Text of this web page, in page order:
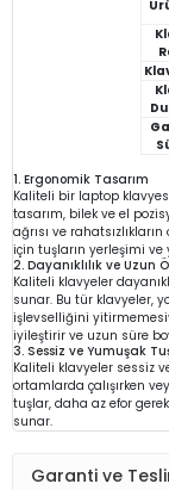
1. Ergonomik Tasarım
Kaliteli bir laptop
tasarım, bilek ve el
ağrısı ve
için tuşların yerleşimi ve
2. Dayanıklılık ve Uzun
Kaliteli klavyeler
sunar. Bu tür klavyeler,
işlevselliğini
iyileştirir ve uzun süre
3. Sessiz ve Yumuşak
Kaliteli klavyeler sessiz
ortamlarda çalışırken
tuşlar, daha az efor
sunar.
Garanti ve